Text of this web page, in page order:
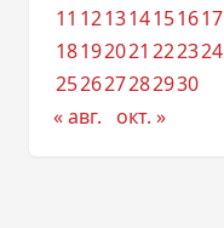
11 121314151617
18192021 222324
252627282930
« авг.
окт. »